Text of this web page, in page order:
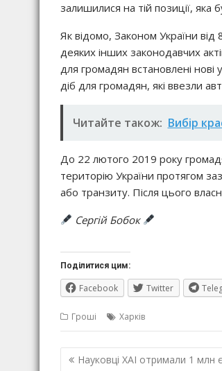
залишилися на тій позиції, яка
Як відомо, Законом України
деяких інших законодавчих
для громадян встановлені
діб для громадян, які ввезли
Читайте також: Вибір
До 22 лютого 2019 року
територію України протягом
або транзиту. Після цього
Сергій Бобок
Поділитися цим:
Facebook Twitter
Гроші Харків
Навігація
Науковці ХАІ отримали 1 млн